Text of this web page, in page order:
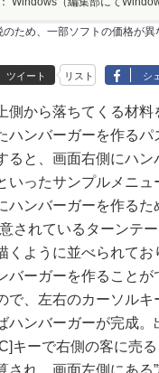
ため、一部ソフトの価格が異
ツイート リスト シ
から落ちてくる材料
ハンバーガーを作るパ
ると、画面右側にハ
いったサンプルメニ
ハンバーガーを作るた
意されているターンテ
くように並べられて
バーガーを作ること
で、左右のカーソル
ハンバーガーが完成
キーで右側の客に売
され、画面左側にあ